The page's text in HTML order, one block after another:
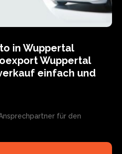
in Wuppertal
Wuppertal
einfach und
für den